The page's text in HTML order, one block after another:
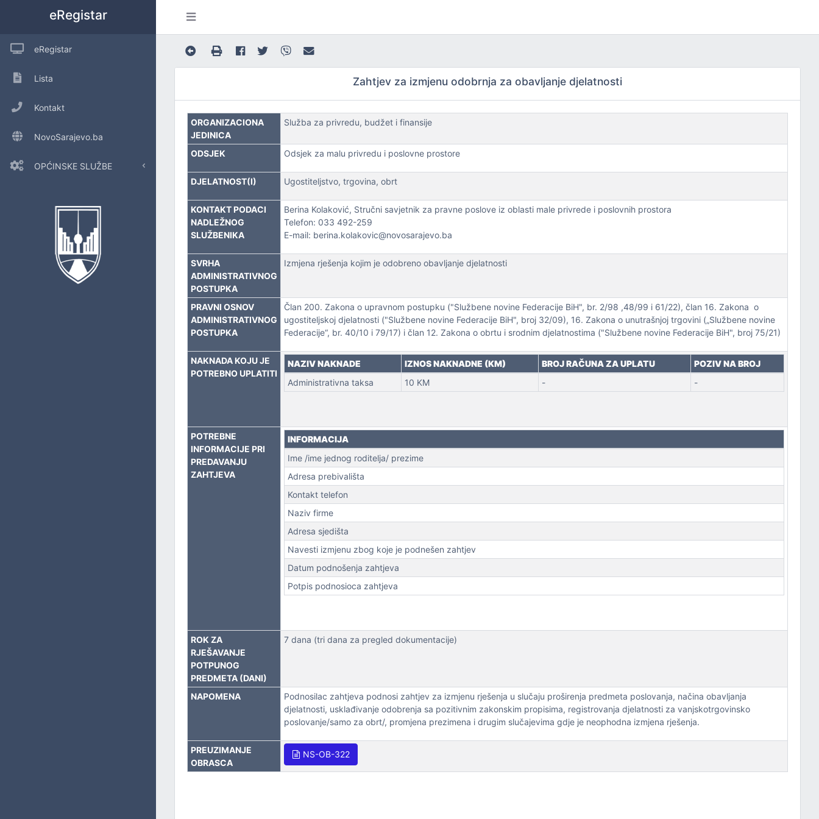
eRegistar
eRegistar
Lista
Kontakt
NovoSarajevo.ba
OPĆINSKE SLUŽBE
URED ZA INTERNU REVIZIJU
INSPEKCIJSKE POSLOVE
PRIVREDU, BUDŽET I FINANSIJE
OBLAST PROSTORNOG UREĐENJA I URBANIZMA
KOMUNALNE I STAMBENE POSLOVE I SAOBRAĆAJ
SOCIJALNA PITANJA, ZDRAVSTVO, IZBJEGLICE I RASELJENA LICA
Zahtjev za izmjenu odobrnja za obavljanje djelatnosti
ORGANIZACIONA
JEDINICA
Služba za privredu, budžet i finansije
ODSJEK Odsjek za malu privredu i poslovne prostore
DJELATNOST(I) Ugostiteljstvo, trgovina, obrt
KONTAKT PODACI
NADLEŽNOG
SLUŽBENIKA
Berina Kolaković, Stručni savjetnik za pravne poslove iz oblasti male privrede i poslovnih prostora
Telefon: 033 492-259
E-mail: berina.kolakovic@novosarajevo.ba
SVRHA
ADMINISTRATIVNOG
POSTUPKA
Izmjena rješenja kojim je odobreno obavljanje djelatnosti
PRAVNI OSNOV
ADMINISTRATIVNOG
POSTUPKA
Član 200. Zakona o upravnom postupku ("Službene novine Federacije BiH", br. 2/98 ,48/99 i 61/22), član 16. Zakona o
ugostiteljskoj djelatnosti ("Službene novine Federacije BiH", broj 32/09), 16. Zakona o unutrašnjoj trgovini („Službene novine
Federacije“, br. 40/10 i 79/17) i član 12. Zakona o obrtu i srodnim djelatnostima ("Službene novine Federacije BiH", broj 75/21)
NAKNADA KOJU JE
POTREBNO UPLATITI
NAZIV NAKNADE IZNOS NAKNADNE (KM) BROJ RAČUNA ZA UPLATU
POZIV NA BROJ
Administrativna taksa
10 KM - -
POTREBNE
INFORMACIJE PRI
PREDAVANJU
ZAHTJEVA
INFORMACIJA
Ime /ime jednog roditelja/ prezime
Adresa prebivališta
Kontakt telefon
Naziv firme
Adresa sjedišta
Navesti izmjenu zbog koje je podnešen zahtjev
Datum podnošenja zahtjeva
Potpis podnosioca zahtjeva
ROK ZA
RJEŠAVANJE
POTPUNOG
PREDMETA (DANI)
7 dana (tri dana za pregled dokumentacije)
NAPOMENA
Podnosilac zahtjeva podnosi zahtjev za izmjenu rješenja u slučaju proširenja predmeta poslovanja, načina obavljanja
djelatnosti, usklađivanje odobrenja sa pozitivnim zakonskim propisima, registrovanja djelatnosti za vanjskotrgovinsko
poslovanje/samo za obrt/, promjena prezimena i drugim slučajevima gdje je neophodna izmjena rješenja.
PREUZIMANJE
OBRASCA
NS-OB-322